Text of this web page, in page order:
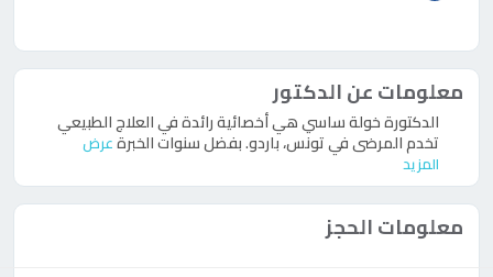
معلومات عن الدكتور
الدكتورة خولة ساسي هي أخصائية رائدة في العلاج الطبيعي
تخدم المرضى في تونس، باردو. بفضل سنوات الخبرةعرض
المزيد
معلومات الحجز